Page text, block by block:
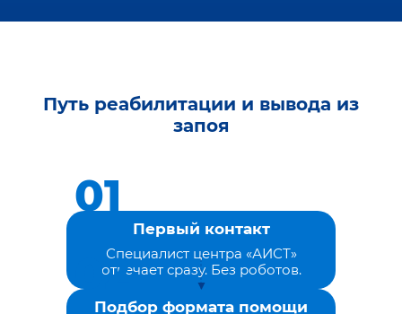
Путь реабилитации и вывода из
запоя
Первый контакт
Специалист центра «АИСТ»
отвечает сразу. Без роботов.
Подбор формата помощи